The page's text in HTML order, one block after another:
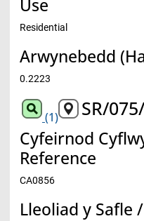
Use
Residential
Arwynebedd
0.2223
(1) SR/
Cyfeirnod
Reference
CA0856
Lleoliad y Safle